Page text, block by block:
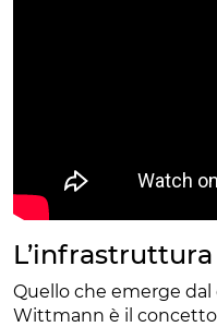
Quello che emerge dal
Wittmann è il